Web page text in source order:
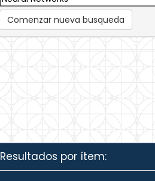
Comenzar nueva busqueda
Resultados por ítem: